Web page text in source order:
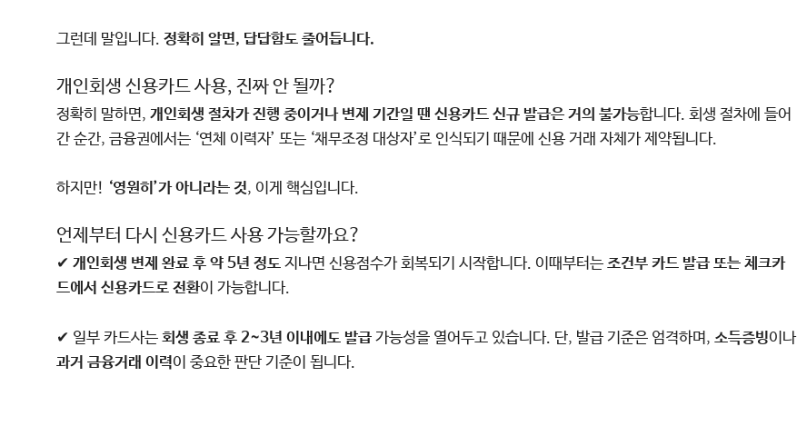
그런데 말입니다. 정확히 알면, 답답함도 줄어듭니다.
개인회생 신용카드 사용, 진짜 안 될까?
정확히 말하면, 개인회생 절차가 진행 중이거나 변제 기간일 땐 신용카드 신규 발급은 거의 불가능합니다. 회생 절차에 들어
간 순간, 금융권에서는 ‘연체 이력자’ 또는 ‘채무조정 대상자’로 인식되기 때문에 신용 거래 자체가 제약됩니다.
하지만! ‘영원히’가 아니라는 것, 이게 핵심입니다.
언제부터 다시 신용카드 사용 가능할까요?
✔ 개인회생 변제 완료 후 약 5년 정도 지나면 신용점수가 회복되기 시작합니다. 이때부터는 조건부 카드 발급 또는 체크카
드에서 신용카드로 전환이 가능합니다.
✔ 일부 카드사는 회생 종료 후 2~3년 이내에도 발급 가능성을 열어두고 있습니다. 단, 발급 기준은 엄격하며, 소득증빙이나
과거 금융거래 이력이 중요한 판단 기준이 됩니다.